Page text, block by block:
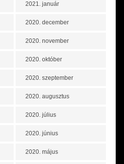
2021. január
2020. december
2020. november
2020. október
2020. szeptember
2020. augusztus
2020. július
2020. június
2020. május